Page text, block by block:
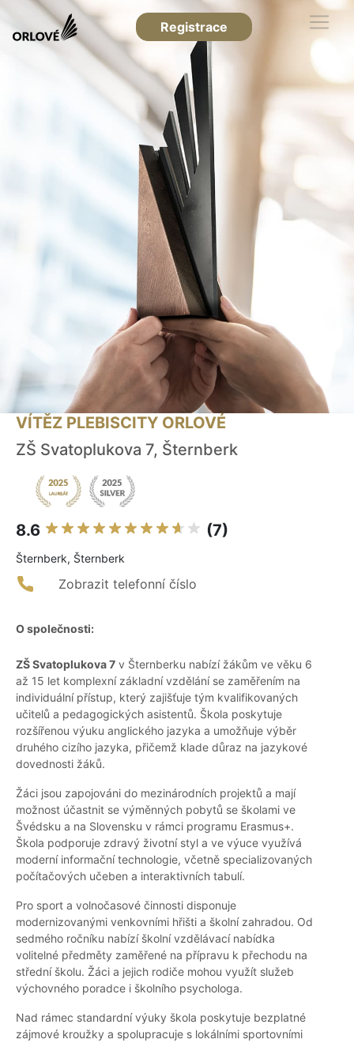
Registrace
VÍTĚZ PLEBISCITY ORLOVÉ
ZŠ Svatoplukova 7, Šternberk
8.6 (7)
Šternberk, Šternberk
Zobrazit telefonní číslo
O společnosti:
ZŠ Svatoplukova 7 v Šternberku nabízí žákům ve věku 6
až 15 let komplexní základní vzdělání se zaměřením na
individuální přístup, který zajišťuje tým kvalifikovaných
učitelů a pedagogických asistentů. Škola poskytuje
rozšířenou výuku anglického jazyka a umožňuje výběr
druhého cizího jazyka, přičemž klade důraz na jazykové
dovednosti žáků.
Žáci jsou zapojováni do mezinárodních projektů a mají
možnost účastnit se výměnných pobytů se školami ve
Švédsku a na Slovensku v rámci programu Erasmus+.
Škola podporuje zdravý životní styl a ve výuce využívá
moderní informační technologie, včetně specializovaných
počítačových učeben a interaktivních tabulí.
Pro sport a volnočasové činnosti disponuje
modernizovanými venkovními hřišti a školní zahradou. Od
sedmého ročníku nabízí školní vzdělávací nabídka
volitelné předměty zaměřené na přípravu k přechodu na
střední školu. Žáci a jejich rodiče mohou využít služeb
výchovného poradce i školního psychologa.
Nad rámec standardní výuky škola poskytuje bezplatné
zájmové kroužky a spolupracuje s lokálními sportovními